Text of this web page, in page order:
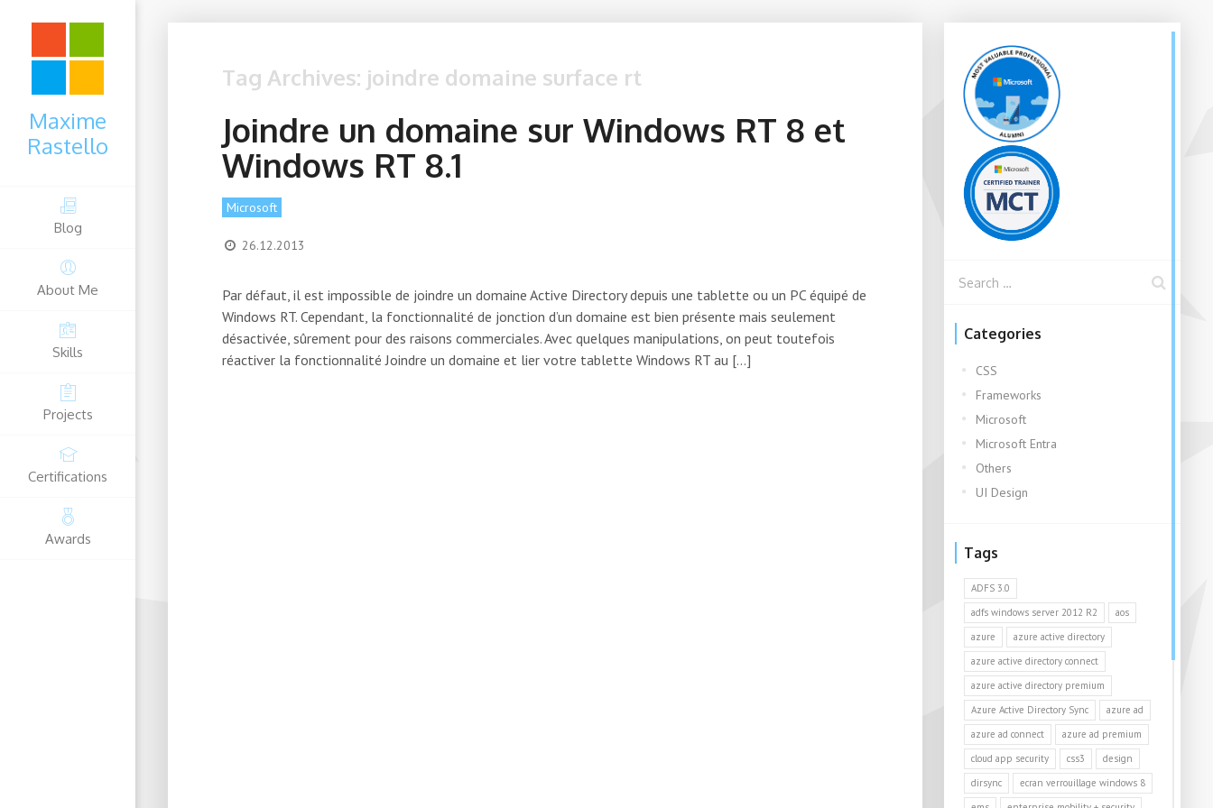
Maxime
Rastello
Blog
About Me
Skills
Projects
Certifications
Awards
Tag Archives: joindre domaine surface rt
Joindre un domaine sur Windows RT 8 et
Windows RT 8.1
Microsoft
26.12.2013
Par défaut, il est impossible de joindre un domaine Active Directory depuis une tablette ou un PC équipé de
Windows RT. Cependant, la fonctionnalité de jonction d’un domaine est bien présente mais seulement
désactivée, sûrement pour des raisons commerciales. Avec quelques manipulations, on peut toutefois
réactiver la fonctionnalité Joindre un domaine et lier votre tablette Windows RT au […]
Categories
CSS
Frameworks
Microsoft
Microsoft Entra
Others
UI Design
Tags
ADFS 3.0
adfs windows server 2012 R2
aos
azure
azure active directory
azure active directory connect
azure active directory premium
Azure Active Directory Sync
azure ad
azure ad connect
azure ad premium
cloud app security
css3
design
dirsync
ecran verrouillage windows 8